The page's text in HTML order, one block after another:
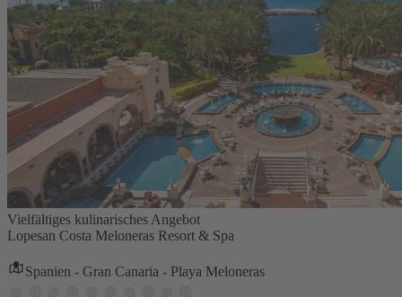
Vielfältiges kulinarisches Angebot
Lopesan Costa Meloneras Resort & Spa
Spanien - Gran Canaria - Playa Meloneras